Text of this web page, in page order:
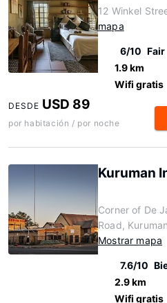
12 Winkel
mapa
6/10 Fair
1.9 km
Wifi gratis
DESDE USD 89
por habitación / por noche
Kuruman
Corner of De
Road,
Mostrar mapa
7.6/10
2.9 km
Wifi gratis